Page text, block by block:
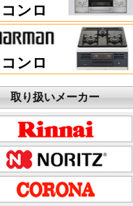
コンロ
コンロ
取り扱いメーカー